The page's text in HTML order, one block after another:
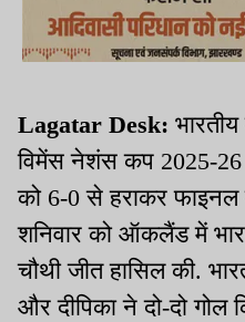
Lagatar Desk:
विमेंस नेशंस कप 2025-26
को 6-0 से हराकर फाइनल
शनिवार को ऑकलैंड में
चौथी जीत हासिल की.
और दीपिका ने दो-दो गोल